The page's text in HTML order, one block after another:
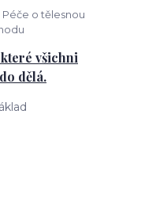
Péče o tělesnou
všichni
dělá.